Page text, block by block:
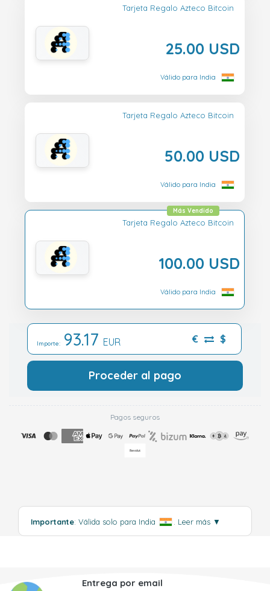
Tarjeta Regalo Azteco Bitcoin
25.00 USD
Válido para India
Tarjeta Regalo Azteco Bitcoin
50.00 USD
Válido para India
Tarjeta Regalo Azteco Bitcoin
100.00 USD
Más Vendido
Válido para India
Importe: 93.17 EUR € $
Proceder al pago
Pagos seguros
Importante: Válida solo para India Leer más ▼
Entrega por email